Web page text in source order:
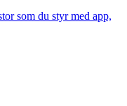
som du styr med app,